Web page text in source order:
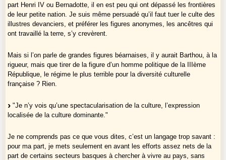
part Henri IV ou Bernadotte, il en est peu qui ont dépassé les frontières
de leur petite nation. Je suis même persuadé qu’il faut tuer le culte des
illustres devanciers, et préférer les figures anonymes, les ancêtres qui
ont travaillé la terre, s’y crevèrent.
Mais si l’on parle de grandes figures béarnaises, il y aurait Barthou, à la
rigueur, mais que tirer de la figure d’un homme politique de la IIIème
République, le régime le plus terrible pour la diversité culturelle
française ? Rien.
"Je n’y vois qu’une spectacularisation de la culture, l’expression
localisée de la culture dominante."
Je ne comprends pas ce que vous dites, c’est un langage trop savant :
pour ma part, je mets seulement en avant les efforts assez nets de la
part de certains secteurs basques à chercher à vivre au pays, sans